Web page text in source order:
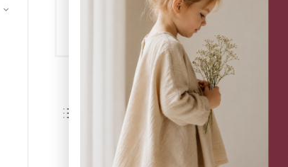
Skladom(2 ks)
€7,07
Odporúčame
Najlacnejšie
Najdrahšie